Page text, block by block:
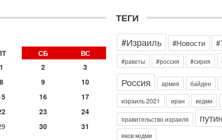
СБ
ВС
1
2
3
8 9
10
16
17
23
24
30 31
ТЕГИ
#Израиль
#Новости
#ракеты #россия #сирия
Россия армия байден
израиль 2021 иран кедми
правительство израиля путин
яков кедми